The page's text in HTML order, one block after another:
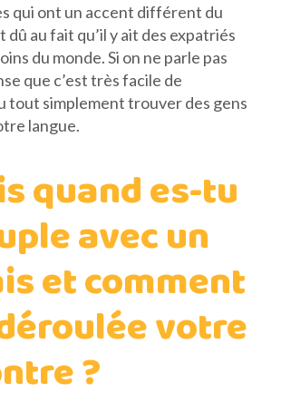
qui ont un accent différent du
dû au fait qu’il y ait des expatriés
du monde. Si on ne parle pas
que c’est très facile de
tout simplement trouver des gens
langue.
quand es-tu
avec un
et comment
votre
?